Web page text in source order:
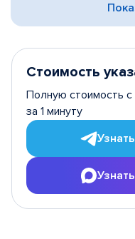
Стоимость
Полную стоимость
за 1 минуту